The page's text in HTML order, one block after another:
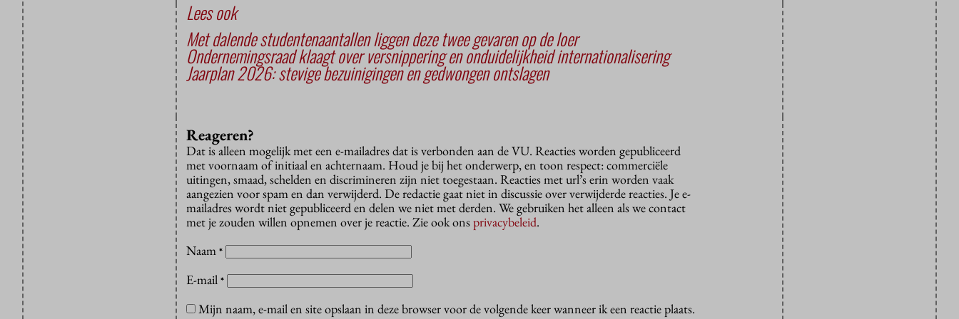
Lees ook
Met dalende studentenaantallen liggen deze twee gevaren op de loer
Ondernemingsraad klaagt over versnippering en onduidelijkheid internationalisering
Jaarplan 2026: stevige bezuinigingen en gedwongen ontslagen
Reageren?
Dat is alleen mogelijk met een e-mailadres dat is verbonden aan de VU. Reacties worden gepubliceerd
met voornaam of initiaal en achternaam. Houd je bij het onderwerp, en toon respect: commerciële
uitingen, smaad, schelden en discrimineren zijn niet toegestaan. Reacties met url’s erin worden vaak
aangezien voor spam en dan verwijderd. De redactie gaat niet in discussie over verwijderde reacties. Je e-
mailadres wordt niet gepubliceerd en delen we niet met derden. We gebruiken het alleen als we contact
met je zouden willen opnemen over je reactie. Zie ook onsprivacybeleid.
Naam *
E-mail *
Mijn naam, e-mail en site opslaan in deze browser voor de volgende keer wanneer ik een reactie plaats.